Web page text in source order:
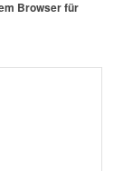
Browser für